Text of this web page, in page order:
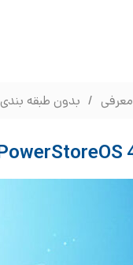
بدون طبقه بندی /